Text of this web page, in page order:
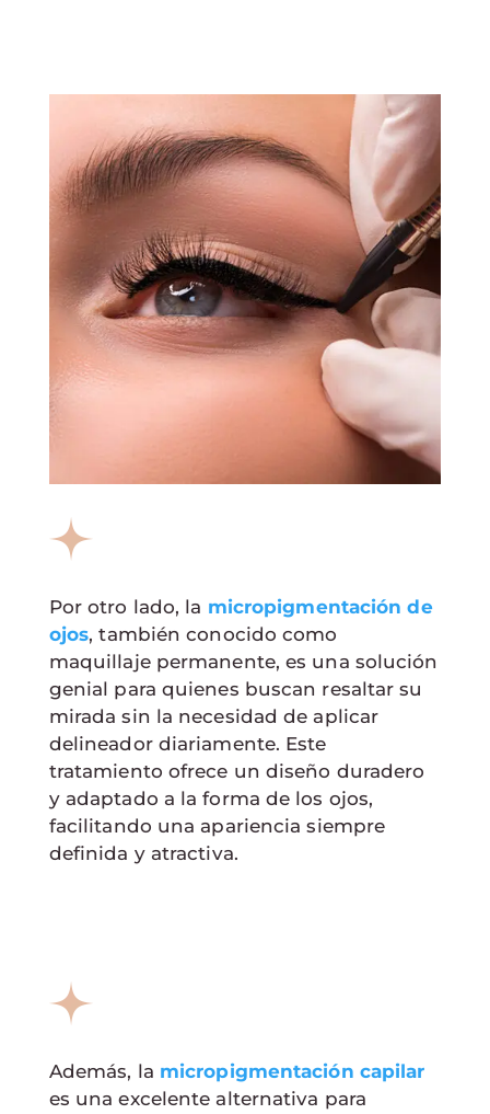
Por otro lado, la micropigmentación de
ojos, también conocido como
maquillaje permanente, es una solución
genial para quienes buscan resaltar su
mirada sin la necesidad de aplicar
delineador diariamente. Este
tratamiento ofrece un diseño duradero
y adaptado a la forma de los ojos,
facilitando una apariencia siempre
definida y atractiva.
Además, la micropigmentación capilar
es una excelente alternativa para